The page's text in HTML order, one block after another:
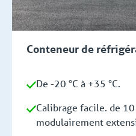
Conteneur de
De -20 °C à +35 °C.
Calibrage facile. de
modulairement